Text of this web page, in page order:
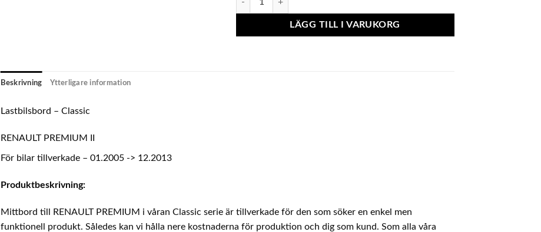
LÄGG TILL I VARUKORG
Beskrivning Ytterligare information
Lastbilsbord – Classic
RENAULT PREMIUM II
För bilar tillverkade – 01.2005 -> 12.2013
Produktbeskrivning:
Mittbord till RENAULT PREMIUM i våran Classic serie är tillverkade för den som söker en enkel men
funktionell produkt. Således kan vi hålla nere kostnaderna för produktion och dig som kund. Som alla våra